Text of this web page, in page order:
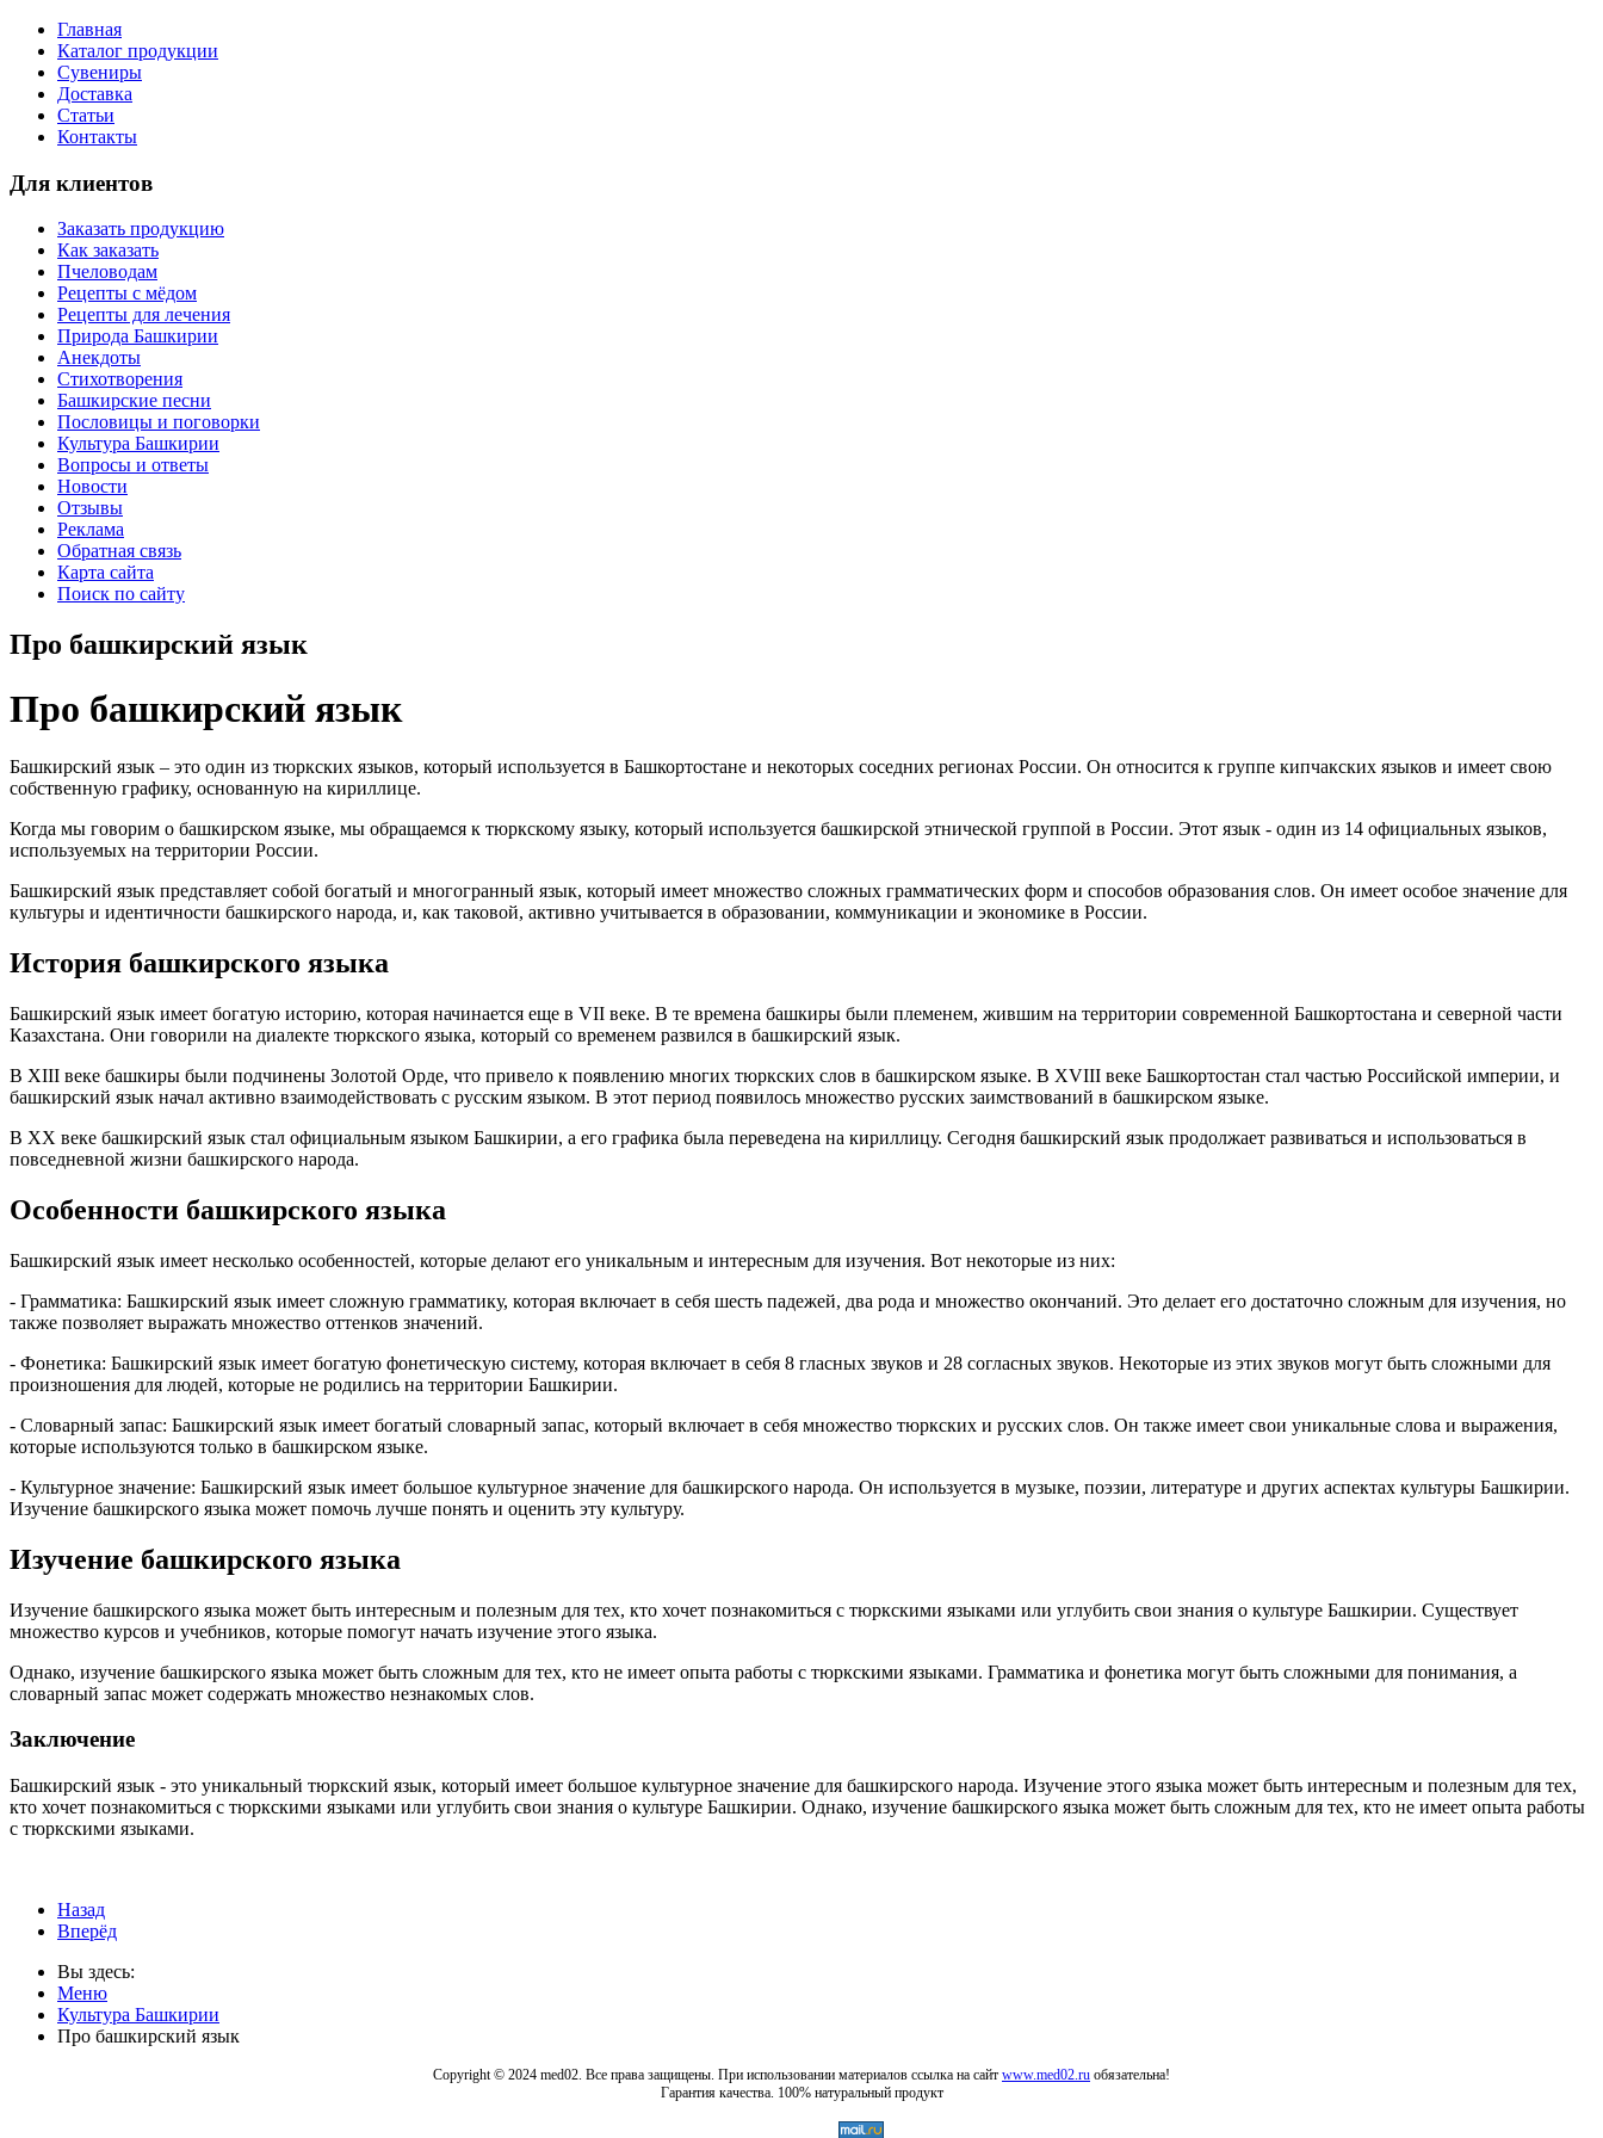
Главная
Каталог продукции
Сувениры
Доставка
Статьи
Контакты
Для клиентов
Заказать продукцию
Как заказать
Пчеловодам
Рецепты с мёдом
Рецепты для лечения
Природа Башкирии
Анекдоты
Стихотворения
Башкирские песни
Пословицы и поговорки
Культура Башкирии
Вопросы и ответы
Новости
Отзывы
Реклама
Обратная связь
Карта сайта
Поиск по сайту
Про башкирский язык
Про башкирский язык
Башкирский язык – это один из тюркских языков, который используется в Башкортостане и некоторых соседних регионах России. Он относится к группе кипчакских языков и имеет свою
собственную графику, основанную на кириллице.
Когда мы говорим о башкирском языке, мы обращаемся к тюркскому языку, который используется башкирской этнической группой в России. Этот язык - один из 14 официальных языков,
используемых на территории России.
Башкирский язык представляет собой богатый и многогранный язык, который имеет множество сложных грамматических форм и способов образования слов. Он имеет особое значение для
культуры и идентичности башкирского народа, и, как таковой, активно учитывается в образовании, коммуникации и экономике в России.
История башкирского языка
Башкирский язык имеет богатую историю, которая начинается еще в VII веке. В те времена башкиры были племенем, жившим на территории современной Башкортостана и северной части
Казахстана. Они говорили на диалекте тюркского языка, который со временем развился в башкирский язык.
В XIII веке башкиры были подчинены Золотой Орде, что привело к появлению многих тюркских слов в башкирском языке. В XVIII веке Башкортостан стал частью Российской империи, и
башкирский язык начал активно взаимодействовать с русским языком. В этот период появилось множество русских заимствований в башкирском языке.
В XX веке башкирский язык стал официальным языком Башкирии, а его графика была переведена на кириллицу. Сегодня башкирский язык продолжает развиваться и использоваться в
повседневной жизни башкирского народа.
Особенности башкирского языка
Башкирский язык имеет несколько особенностей, которые делают его уникальным и интересным для изучения. Вот некоторые из них:
- Грамматика: Башкирский язык имеет сложную грамматику, которая включает в себя шесть падежей, два рода и множество окончаний. Это делает его достаточно сложным для изучения, но
также позволяет выражать множество оттенков значений.
- Фонетика: Башкирский язык имеет богатую фонетическую систему, которая включает в себя 8 гласных звуков и 28 согласных звуков. Некоторые из этих звуков могут быть сложными для
произношения для людей, которые не родились на территории Башкирии.
- Словарный запас: Башкирский язык имеет богатый словарный запас, который включает в себя множество тюркских и русских слов. Он также имеет свои уникальные слова и выражения,
которые используются только в башкирском языке.
- Культурное значение: Башкирский язык имеет большое культурное значение для башкирского народа. Он используется в музыке, поэзии, литературе и других аспектах культуры Башкирии.
Изучение башкирского языка может помочь лучше понять и оценить эту культуру.
Изучение башкирского языка
Изучение башкирского языка может быть интересным и полезным для тех, кто хочет познакомиться с тюркскими языками или углубить свои знания о культуре Башкирии. Существует
множество курсов и учебников, которые помогут начать изучение этого языка.
Однако, изучение башкирского языка может быть сложным для тех, кто не имеет опыта работы с тюркскими языками. Грамматика и фонетика могут быть сложными для понимания, а
словарный запас может содержать множество незнакомых слов.
Заключение
Башкирский язык - это уникальный тюркский язык, который имеет большое культурное значение для башкирского народа. Изучение этого языка может быть интересным и полезным для тех,
кто хочет познакомиться с тюркскими языками или углубить свои знания о культуре Башкирии. Однако, изучение башкирского языка может быть сложным для тех, кто не имеет опыта работы
с тюркскими языками.
Назад
Вперёд
Вы здесь:
Меню
Культура Башкирии
Про башкирский язык
Copyright © 2024 med02. Все права защищены. При использовании материалов ссылка на сайт www.med02.ru обязательна!
Гарантия качества. 100% натуральный продукт